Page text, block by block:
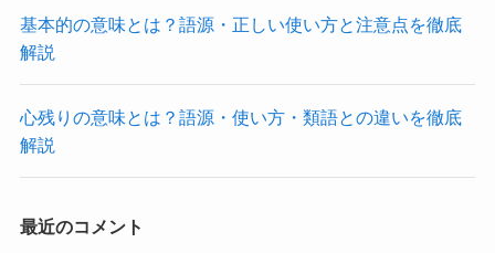
基本的の意味とは？語源・正しい使い方と注意点を徹底
解説
心残りの意味とは？語源・使い方・類語との違いを徹底
解説
最近のコメント